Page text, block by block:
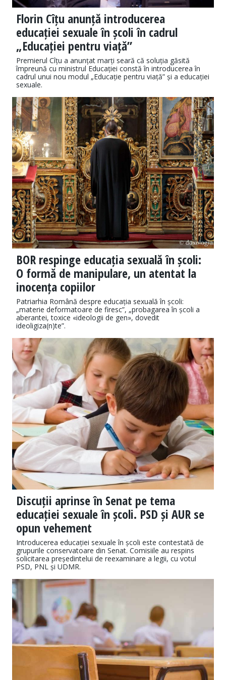
Florin Cîțu anunță introducerea
educației sexuale în școli în cadrul
„Educației pentru viață”
Premierul Cîțu a anunțat marți seară că soluția găsită
împreună cu ministrul Educației constă în introducerea în
cadrul unui nou modul „Educație pentru viață” și a educației
sexuale.
BOR respinge educația sexuală în școli:
O formă de manipulare, un atentat la
inocența copiilor
Patriarhia Română despre educația sexuală în școli:
„materie deformatoare de firesc”, „probagarea în școli a
aberantei, toxice «ideologii de gen», dovedit
ideoligiza(n)te”.
Discuții aprinse în Senat pe tema
educației sexuale în școli. PSD și AUR se
opun vehement
Introducerea educației sexuale în școli este contestată de
grupurile conservatoare din Senat. Comisiile au respins
solicitarea președintelui de reexaminare a legii, cu votul
PSD, PNL și UDMR.